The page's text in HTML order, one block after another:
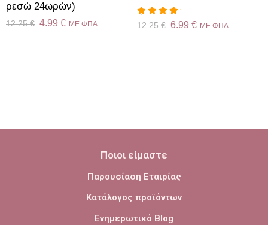
ρεσώ 24ωρών)
12.25€ 4.99 € ME ΦΠΑ
Βαθμολογήθηκε
με5.00από
12.25€ 6.99 € ME ΦΠΑ
Ποιοι είμαστε
Παρουσίαση Εταιρίας
Κατάλογος προϊόντων
Ενημερωτικό Blog